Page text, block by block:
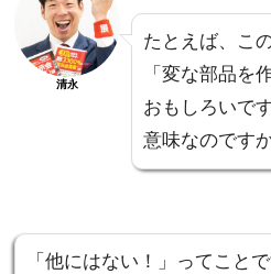
清永
たとえば、こ
「変な部品を
おもしろいで
意味なのです
「他にはない！」ってことで